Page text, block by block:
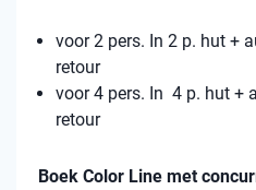
voor 2 pers. In 2 p. hut +
retour
voor 4 pers. In 4 p. hut +
retour
Boek Color Line met